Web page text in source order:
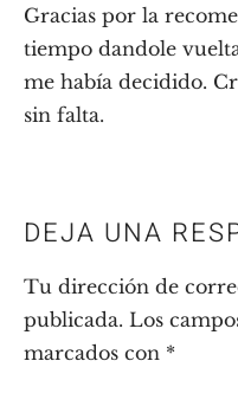
Gracias por la
tiempo dandole
me había decidido.
sin falta.
DEJA UNA
Tu dirección de
publicada. Los
marcados con *